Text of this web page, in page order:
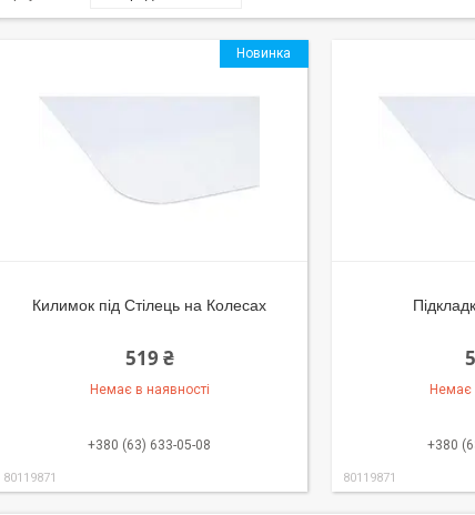
Новинка
Килимок під Стілець на Колесах
519 ₴
Немає в наявності
+380 (63) 633-05-08
80119871
Немає
+380
80119871